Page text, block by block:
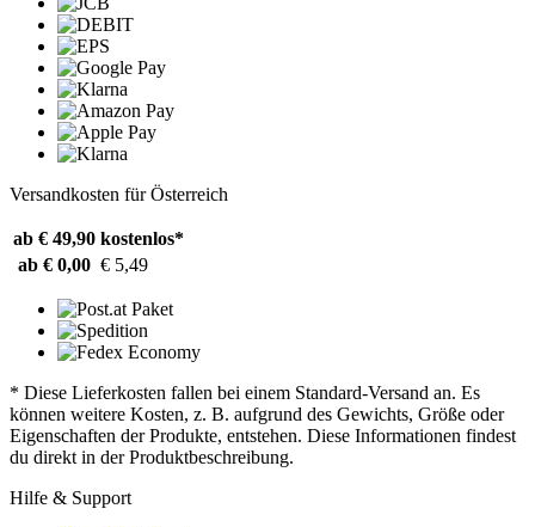
Versandkosten für Österreich
ab € 49,90 kostenlos*
ab € 0,00 € 5,49
* Diese Lieferkosten fallen bei einem Standard-Versand an. Es
können weitere Kosten, z. B. aufgrund des Gewichts, Größe oder
Eigenschaften der Produkte, entstehen. Diese Informationen findest
du direkt in der Produktbeschreibung.
Hilfe & Support